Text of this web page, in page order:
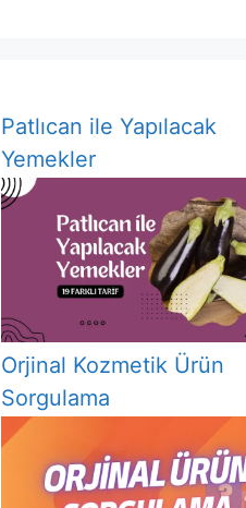
Patlıcan ile Yapılacak
Yemekler
Orjinal Kozmetik Ürün
Sorgulama